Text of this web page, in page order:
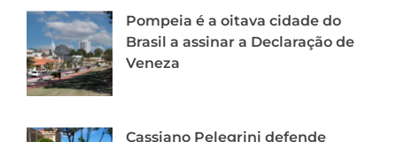
Pompeia é a oitava cidade do
Brasil a assinar a Declaração de
Veneza
Cassiano Pelegrini defende